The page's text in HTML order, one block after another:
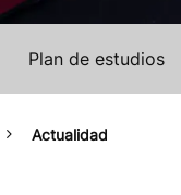
Plan de estudios
Actualidad